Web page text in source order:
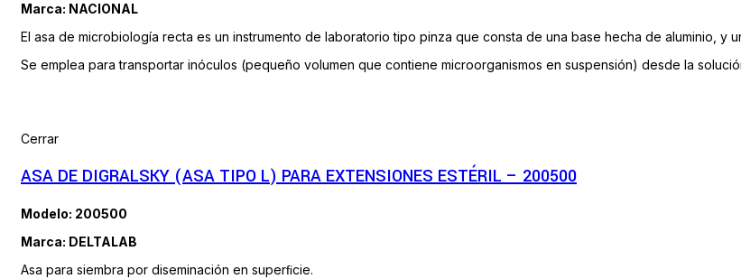
Marca: NACIONAL
El asa de microbiología recta es un instrumento de laboratorio tipo pinza que consta de una base hecha de aluminio, y
Se emplea para transportar inóculos (pequeño volumen que contiene microorganismos en suspensión) desde la
Cerrar
ASA DE DIGRALSKY (ASA TIPO L) PARA EXTENSIONES ESTÉRIL – 200500
Modelo: 200500
Marca: DELTALAB
Asa para siembra por diseminación en superﬁcie.